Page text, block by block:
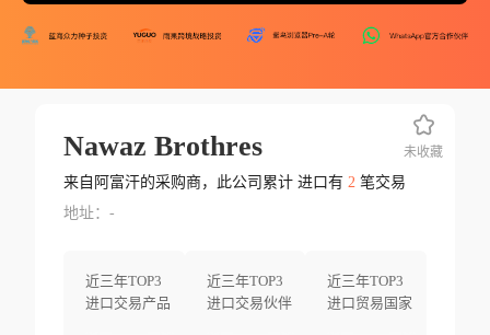
Nawaz Brothres
来自阿富汗的采购商，此公司累计 进口有 2笔交易
地址：-
近三年TOP3
进口交易产品
近三年TOP3
进口交易伙伴
近三年TOP3
进口贸易国家
未收藏